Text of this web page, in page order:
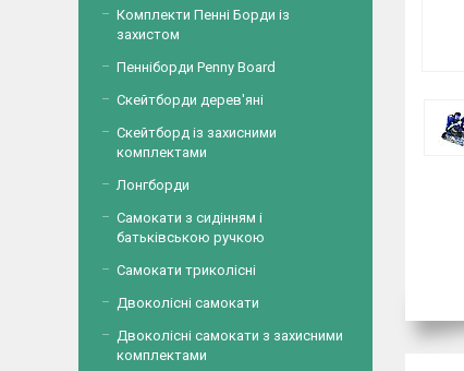
Комплекти Пенні Борди із
захистом
Пенніборди Penny Board
Скейтборди дерев'яні
Скейтборд із захисними
комплектами
Лонгборди
Самокати з сидінням і
батьківською ручкою
Самокати триколісні
Двоколісні самокати
Двоколісні самокати з захисними
комплектами